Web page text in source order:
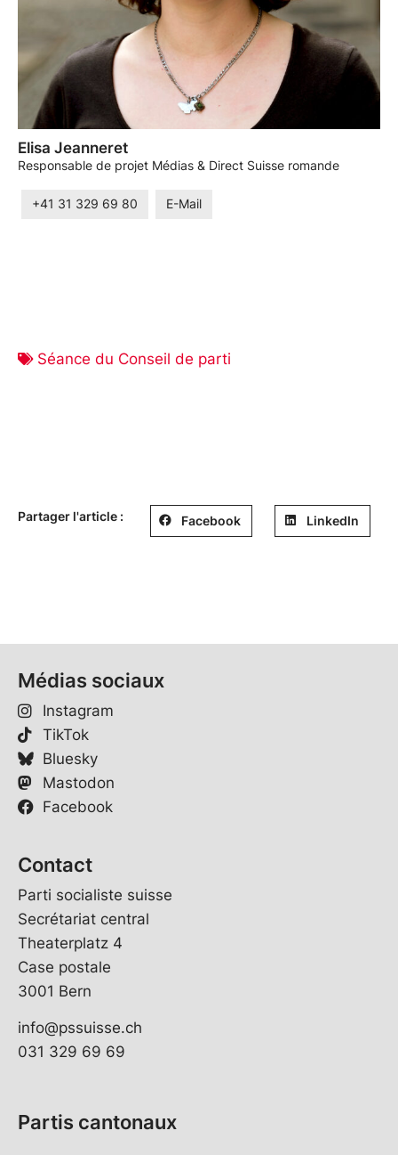
Elisa Jeanneret
Responsable de projet Médias & Direct Suisse romande
+41 31 329 69 80 E-Mail
Séance du Conseil de parti
Partager l'article : Facebook LinkedIn
Médias sociaux
Instagram
TikTok
Bluesky
Mastodon
Facebook
Contact
Parti socialiste suisse
Secrétariat central
Theaterplatz 4
Case postale
3001 Bern
info@pssuisse.ch
031 329 69 69
Partis cantonaux